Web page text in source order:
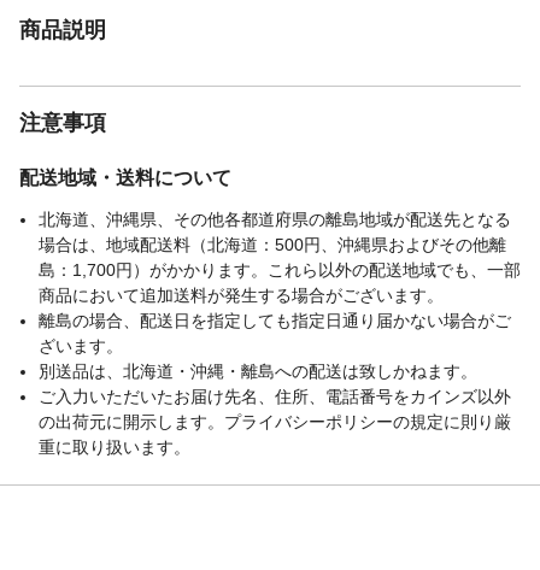
商品説明
注意事項
配送地域・送料について
北海道、沖縄県、その他各都道府県の離島地域が配送先となる
場合は、地域配送料（北海道：500円、沖縄県およびその他離
島：1,700円）がかかります。これら以外の配送地域でも、一部
商品において追加送料が発生する場合がございます。
離島の場合、配送日を指定しても指定日通り届かない場合がご
ざいます。
別送品は、北海道・沖縄・離島への配送は致しかねます。
ご入力いただいたお届け先名、住所、電話番号をカインズ以外
の出荷元に開示します。プライバシーポリシーの規定に則り厳
重に取り扱います。